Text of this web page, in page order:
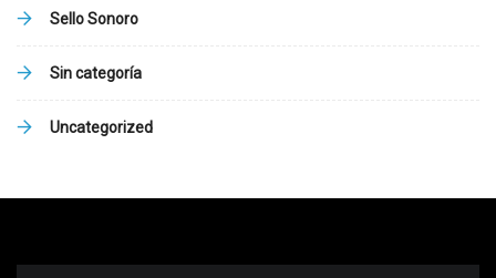
Sello Sonoro
Sin categoría
Uncategorized